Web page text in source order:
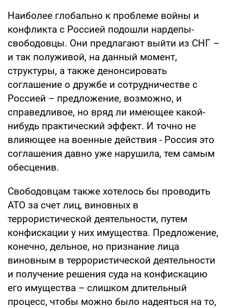
Наиболее глобально к проблеме войны и
конфликта с Россией подошли нардепы-
свободовцы. Они предлагают выйти из СНГ –
и так полуживой, на данный момент,
структуры, а также денонсировать
соглашение о дружбе и сотрудничестве с
Россией – предложение, возможно, и
справедливое, но вряд ли имеющее какой-
нибудь практический эффект. И точно не
влияющее на военные действия - Россия это
соглашения давно уже нарушила, тем самым
обесценив.
Свободовцам также хотелось бы проводить
АТО за счет лиц, виновных в
террористической деятельности, путем
конфискации у них имущества. Предложение,
конечно, дельное, но признание лица
виновным в террористической деятельности
и получение решения суда на конфискацию
его имущества – слишком длительный
процесс, чтобы можно было надеяться на то,